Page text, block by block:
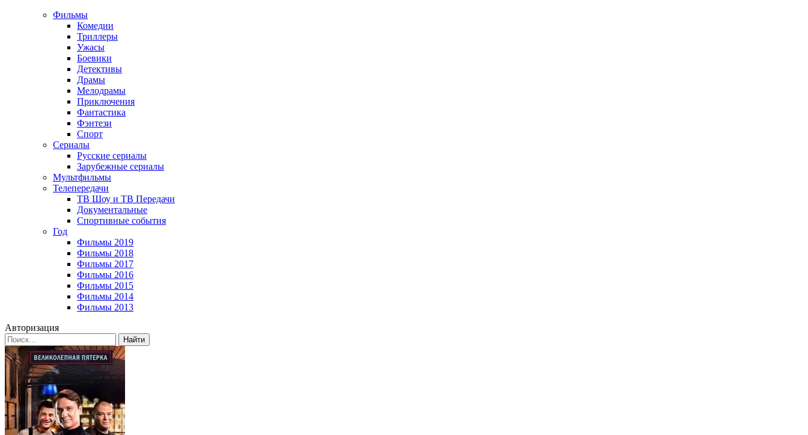
Фильмы
Комедии
Триллеры
Ужасы
Боевики
Детективы
Драмы
Мелодрамы
Приключения
Фантастика
Фэнтези
Спорт
Сериалы
Русские сериалы
Зарубежные сериалы
Мультфильмы
Телепередачи
ТВ Шоу и ТВ Передачи
Документальные
Спортивные события
Год
Фильмы 2019
Фильмы 2018
Фильмы 2017
Фильмы 2016
Фильмы 2015
Фильмы 2014
Фильмы 2013
Авторизация
Найти